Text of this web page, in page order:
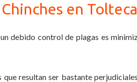
en Tolteca
debido control de plagas es
resultan ser bastante